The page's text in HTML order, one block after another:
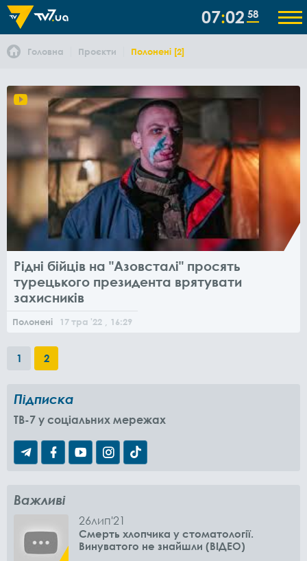
07 02 59
Головна Проєкти Полонені [2]
Рідні бійців на "Азовсталі" просять
турецького президента врятувати
захисників
Полонені 17тра '22 , 16:29
1 2
Підписка
TB-7 у соціальних мережах
Важливі
26лип'21
Смерть хлопчика у стоматології.
Винуватого не знайшли (ВІДЕО)